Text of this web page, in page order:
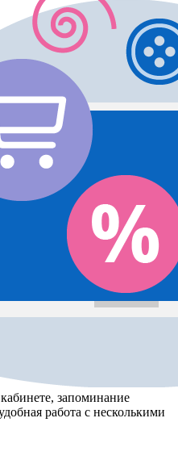
запоминание
работа с несколькими